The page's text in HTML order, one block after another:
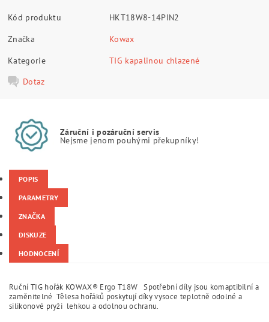
Kód produktu
HKT18W8-14PIN2
Značka
Kowax
Kategorie
TIG kapalinou chlazené
Dotaz
Záruční i pozáruční servis
Nejsme jenom pouhými překupníky!
POPIS
PARAMETRY
ZNAČKA
DISKUZE
HODNOCENÍ
Ruční TIG hořák KOWAX® Ergo T18W Spotřební díly jsou komaptibilní a
zaměnitelné Tělesa hořáků poskytují díky vysoce teplotně odolné a
silikonové pryži lehkou a odolnou ochranu.